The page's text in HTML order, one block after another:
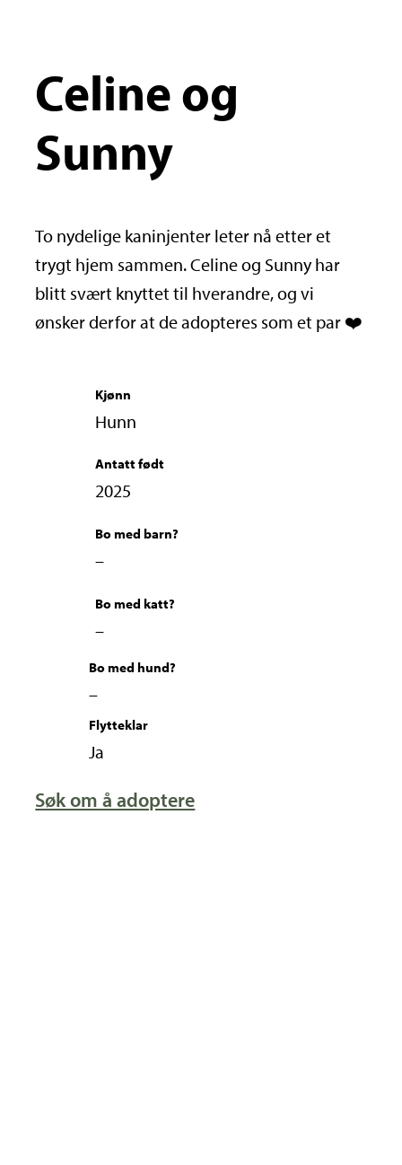
Celine og
Sunny
To nydelige kaninjenter leter nå etter et
trygt hjem sammen. Celine og Sunny har
blitt svært knyttet til hverandre, og vi
ønsker derfor at de adopteres som et par ❤️
Kjønn
Hunn
Antatt født
2025
Bo med barn?
–
Bo med katt?
–
Bo med hund?
–
Flytteklar
Ja
Søk om å adoptere